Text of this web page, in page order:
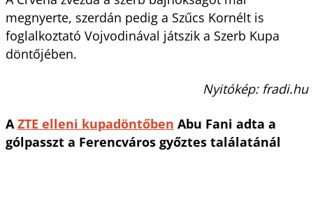
megnyerte, szerdán pedig a Szűcs Kornélt is
foglalkoztató Vojvodinával játszik a Szerb Kupa
döntőjében.
Nyitókép: fradi.hu
A ZTE elleni kupadöntőben Abu Fani adta a
gólpasszt a Ferencváros győztes találatánál